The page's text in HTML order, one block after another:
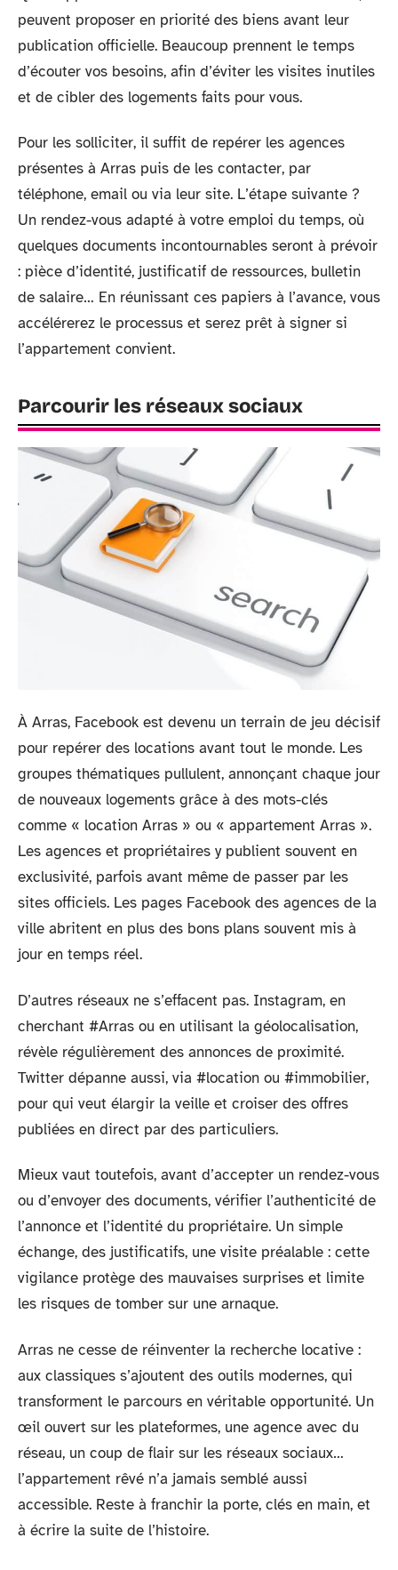
peuvent proposer en priorité des biens avant leur
publication officielle. Beaucoup prennent le temps
d’écouter vos besoins, afin d’éviter les visites inutiles
et de cibler des logements faits pour vous.
Pour les solliciter, il suffit de repérer les agences
présentes à Arras puis de les contacter, par
téléphone, email ou via leur site. L’étape suivante ?
Un rendez-vous adapté à votre emploi du temps, où
quelques documents incontournables seront à prévoir
: pièce d’identité, justificatif de ressources, bulletin
de salaire… En réunissant ces papiers à l’avance, vous
accélérerez le processus et serez prêt à signer si
l’appartement convient.
Parcourir les réseaux sociaux
À Arras, Facebook est devenu un terrain de jeu décisif
pour repérer des locations avant tout le monde. Les
groupes thématiques pullulent, annonçant chaque jour
de nouveaux logements grâce à des mots-clés
comme « location Arras » ou « appartement Arras ».
Les agences et propriétaires y publient souvent en
exclusivité, parfois avant même de passer par les
sites officiels. Les pages Facebook des agences de la
ville abritent en plus des bons plans souvent mis à
jour en temps réel.
D’autres réseaux ne s’effacent pas. Instagram, en
cherchant #Arras ou en utilisant la géolocalisation,
révèle régulièrement des annonces de proximité.
Twitter dépanne aussi, via #location ou #immobilier,
pour qui veut élargir la veille et croiser des offres
publiées en direct par des particuliers.
Mieux vaut toutefois, avant d’accepter un rendez-vous
ou d’envoyer des documents, vérifier l’authenticité de
l’annonce et l’identité du propriétaire. Un simple
échange, des justificatifs, une visite préalable : cette
vigilance protège des mauvaises surprises et limite
les risques de tomber sur une arnaque.
Arras ne cesse de réinventer la recherche locative :
aux classiques s’ajoutent des outils modernes, qui
transforment le parcours en véritable opportunité. Un
œil ouvert sur les plateformes, une agence avec du
réseau, un coup de flair sur les réseaux sociaux…
l’appartement rêvé n’a jamais semblé aussi
accessible. Reste à franchir la porte, clés en main, et
à écrire la suite de l’histoire.